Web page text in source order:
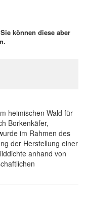
können diese aber
heimischen Wald für
Borkenkäfer,
im Rahmen des
der Herstellung einer
anhand von